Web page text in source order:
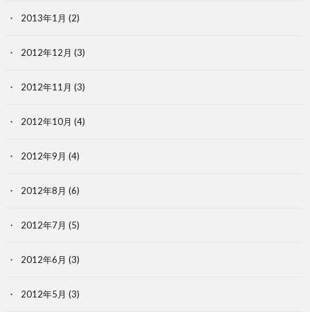
2013年1月 (2)
2012年12月 (3)
2012年11月 (3)
2012年10月 (4)
2012年9月 (4)
2012年8月 (6)
2012年7月 (5)
2012年6月 (3)
2012年5月 (3)